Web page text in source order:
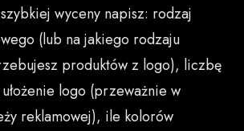
wyceny napisz: rodzaj
(lub na jakiego rodzaju
produktów z logo), liczbę
logo (przeważnie w
reklamowej), ile kolorów